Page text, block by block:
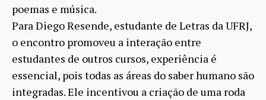
poemas e música.
Para Diego Resende, estudante de Letras da UFRJ,
o encontro promoveu a interação entre
estudantes de outros cursos, experiência é
essencial, pois todas as áreas do saber humano são
integradas. Ele incentivou a criação de uma roda